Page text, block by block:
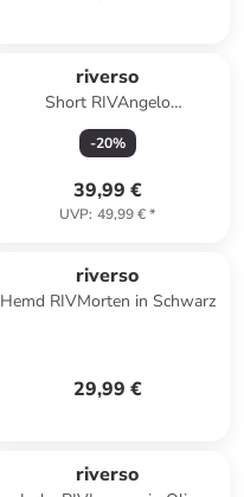
riverso
Short RIVAngelo
regular/straight in Schwarz
-20%
39,99 €
UVP: 49,99 €*
riverso
Hemd RIVMorten in Schwarz
29,99 €
riverso